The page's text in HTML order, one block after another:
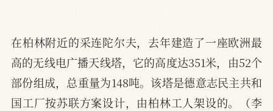
在柏林附近的采连陀尔夫，去年建造了一座欧洲最
高的无线电广播天线塔，它的高度达351米，由52个
部份组成，总重量为148吨。该塔是德意志民主共和
国工厂按苏联方案设计，由柏林工人架设的。（李